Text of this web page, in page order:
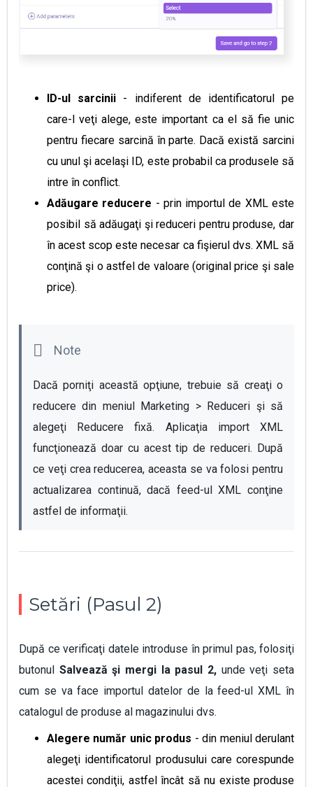
ID-ul sarcinii - indiferent de identificatorul pe
care-l veţi alege, este important ca el să fie unic
pentru fiecare sarcină în parte. Dacă există sarcini
cu unul şi acelaşi ID, este probabil ca produsele să
intre în conflict.
Adăugare reducere - prin importul de XML este
posibil să adăugaţi şi reduceri pentru produse, dar
în acest scop este necesar ca fişierul dvs. XML să
conţină şi o astfel de valoare (original price şi sale
price).
Dacă porniţi această opţiune, trebuie să creaţi o
reducere din meniul Marketing > Reduceri şi să
alegeţi Reducere fixă. Aplicaţia import XML
funcţionează doar cu acest tip de reduceri. După
ce veţi crea reducerea, aceasta se va folosi pentru
actualizarea continuă, dacă feed-ul XML conţine
astfel de informaţii.
Setări (Pasul 2)
După ce verificaţi datele introduse în primul pas, folosiţi
butonul Salvează şi mergi la pasul 2, unde veţi seta
cum se va face importul datelor de la feed-ul XML în
catalogul de produse al magazinului dvs.
Alegere număr unic produs - din meniul derulant
alegeţi identificatorul produsului care corespunde
acestei condiţii, astfel încât să nu existe produse